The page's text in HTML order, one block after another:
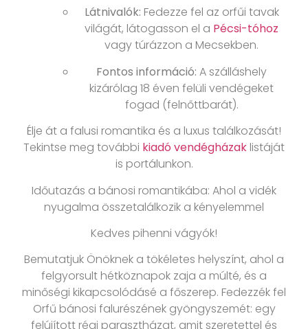
Látnivalók: Fedezze fel az orfűi tavak
világát, látogasson el a Pécsi-tóhoz
vagy túrázzon a Mecsekben.
Fontos információ: A szálláshely
kizárólag 18 éven felüli vendégeket
fogad (felnőttbarát).
Élje át a falusi romantika és a luxus találkozását!
Tekintse meg további kiadó vendégházak listáját
is portálunkon.
Időutazás a bánosi romantikába: Ahol a vidék
nyugalma összetalálkozik a kényelemmel
Kedves pihenni vágyók!
Bemutatjuk Önöknek a tökéletes helyszínt, ahol a
felgyorsult hétköznapok zaja a múlté, és a
minőségi kikapcsolódásé a főszerep. Fedezzék fel
Orfű bánosi falurészének gyöngyszemét: egy
felújított régi parasztházat, amit szeretettel és